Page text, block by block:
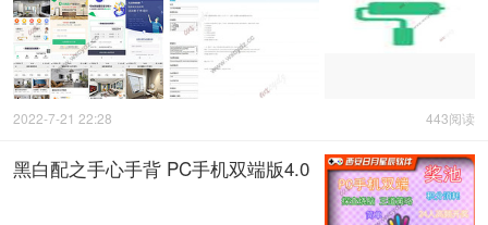
443阅读
2022-7-21 22:28
黑白配之手心手背 PC手机双端版4.0